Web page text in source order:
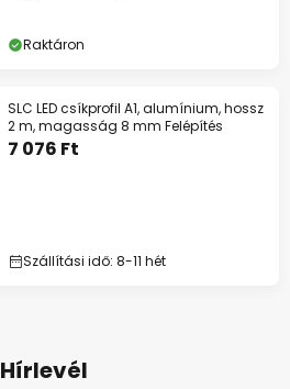
Raktáron
SLC LED csíkprofil A1, alumínium, hossz
2 m, magasság 8 mm Felépítés
7 076 Ft
Szállítási idő: 8-11 hét
Hírlevél